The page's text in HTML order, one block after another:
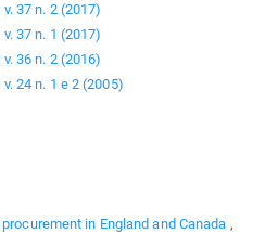
37 n. 2 (2017)
37 n. 1 (2017)
36 n. 2 (2016)
24 n. 1 e 2 (2005)
in England and Canada ,